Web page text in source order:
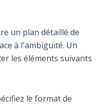
un plan détaillé de
à l'ambiguïté. Un
les éléments suivants
le format de